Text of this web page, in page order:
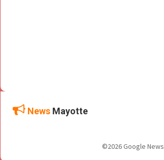
News Mayotte
©2026 Google News